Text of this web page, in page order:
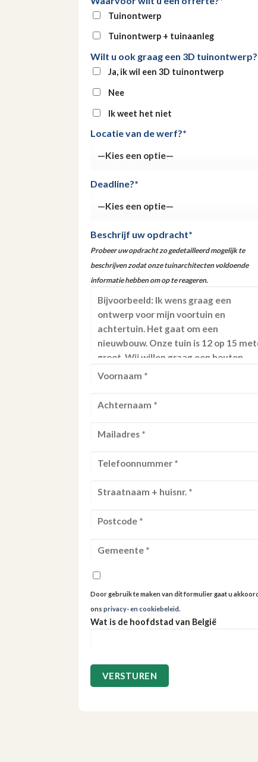
Tuinontwerp
Tuinontwerp + tuinaanleg
Wilt u ook graag een 3D
Ja, ik wil een 3D tuinontwerp
Nee
Ik weet het niet
Locatie van de werf?*
Deadline?*
Beschrijf uw opdracht*
Probeer uw opdracht zo gedetailleerd mogelijk te
beschrijven zodat onze tuinarchitecten voldoende
informatie hebben om op te reageren.
Door gebruik te maken van dit formulier gaat u
ons privacy- en cookiebeleid.
Wat is de hoofdstad van België